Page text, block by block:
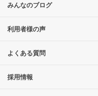
みんなのブログ
利用者様の声
よくある質問
採用情報